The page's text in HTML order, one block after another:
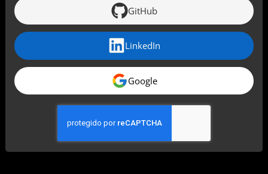
GitHub
LinkedIn
Google